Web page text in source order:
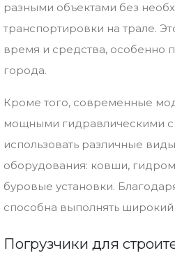
разными объектами без
транспортировки на трале.
время и средства, особенно
города.
Кроме того, современные
мощными гидравлическими
использовать различные виды
оборудования: ковши,
буровые установки.
способна выполнять широкий
Погрузчики для